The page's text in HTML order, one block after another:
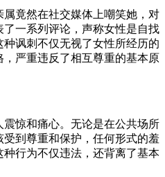
竟然在社交媒体上嘲笑她，对
一系列评论，声称女性是自找
讽刺不仅无视了女性所经历的
严重违反了相互尊重的基本原
惊和痛心。无论是在公共场所
到尊重和保护，任何形式的羞
行为不仅违法，还背离了基本